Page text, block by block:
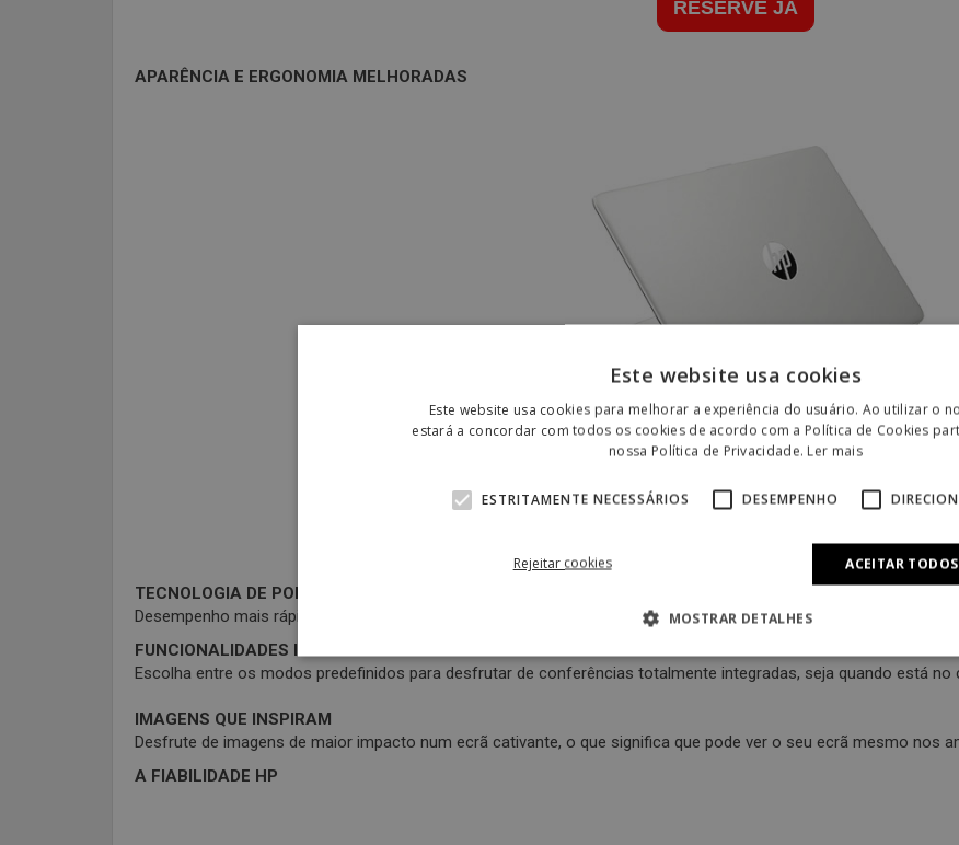
RESERVE JÁ
APARÊNCIA E ERGONOMIA MELHORADAS
RESERVE JÁ
TECNOLOGIA DE PONTA
Desempenho mais rápido para executar as suas tarefas profissionais.
FUNCIONALIDADES INTELIGENTES MELHORA A SUA EXPERIÊNCIA
Escolha entre os modos predefinidos para desfrutar de conferências totalmente integradas, seja quando está
IMAGENS QUE INSPIRAM
Desfrute de imagens de maior impacto num ecrã cativante, o que significa que pode ver o seu ecrã mesmo nos
A FIABILIDADE HP
Este website usa cookies
Este website usa cookies para melhorar a experiência do usuário. Ao utilizar o
estará a concordar com todos os cookies de acordo com a Política de Cookies
nossa Política de Privacidade. Ler mais
ESTRITAMENTE NECESSÁRIOS DESEMPENHO
ACEITAR TODOS
Rejeitar cookies
MOSTRAR DETALHES